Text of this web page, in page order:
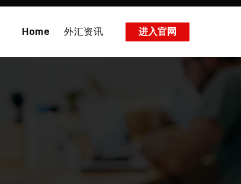
Home 外汇资讯 进入官网